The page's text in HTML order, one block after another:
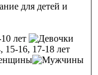
для детей и
лет
15-16, 17-18 лет